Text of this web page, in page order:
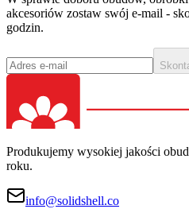
akcesoriów zostaw swój e-mail -
godzin.
Produkujemy wysokiej jakości
roku.
info@solidshell.co